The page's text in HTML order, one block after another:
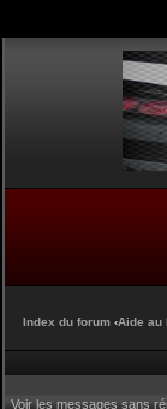
Index du forum ‹Aide au
Voir les messages sans